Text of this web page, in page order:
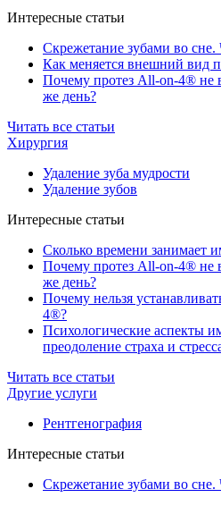
Интересные статьи
Скрежетание зубами во сне.
Как меняется внешний вид
Почему протез All-on-4® не
же день?
Читать все статьи
Хирургия
Удаление зуба мудрости
Удаление зубов
Интересные статьи
Сколько времени занимает
Почему протез All-on-4® не
же день?
Почему нельзя
4®?
Психологические аспекты
преодоление страха и
Читать все статьи
Другие услуги
Рентгенография
Интересные статьи
Скрежетание зубами во сне.